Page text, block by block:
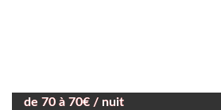
de 70 à 70€ / nuit